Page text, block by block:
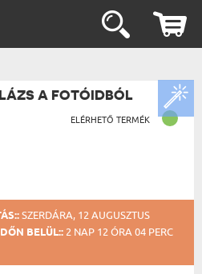
A FOTÓIDBÓL
ELÉRHETŐ TERMÉK
SZERDÁRA, 12 AUGUSZTUS
BELÜL:: 2 NAP 12 ÓRA 04 PERC